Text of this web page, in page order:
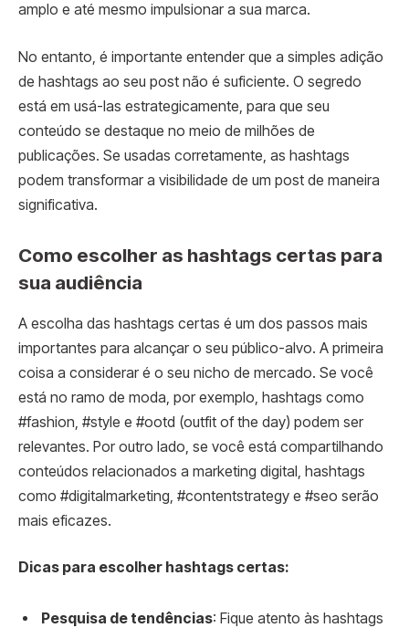
amplo e até mesmo impulsionar a sua marca.
No entanto, é importante entender que a simples adição
de hashtags ao seu post não é suficiente. O segredo
está em usá-las estrategicamente, para que seu
conteúdo se destaque no meio de milhões de
publicações. Se usadas corretamente, as hashtags
podem transformar a visibilidade de um post de maneira
significativa.
Como escolher as hashtags certas para
sua audiência
A escolha das hashtags certas é um dos passos mais
importantes para alcançar o seu público-alvo. A primeira
coisa a considerar é o seu nicho de mercado. Se você
está no ramo de moda, por exemplo, hashtags como
#fashion, #style e #ootd (outfit of the day) podem ser
relevantes. Por outro lado, se você está compartilhando
conteúdos relacionados a marketing digital, hashtags
como #digitalmarketing, #contentstrategy e #seo serão
mais eficazes.
Dicas para escolher hashtags certas:
Pesquisa de tendências: Fique atento às hashtags